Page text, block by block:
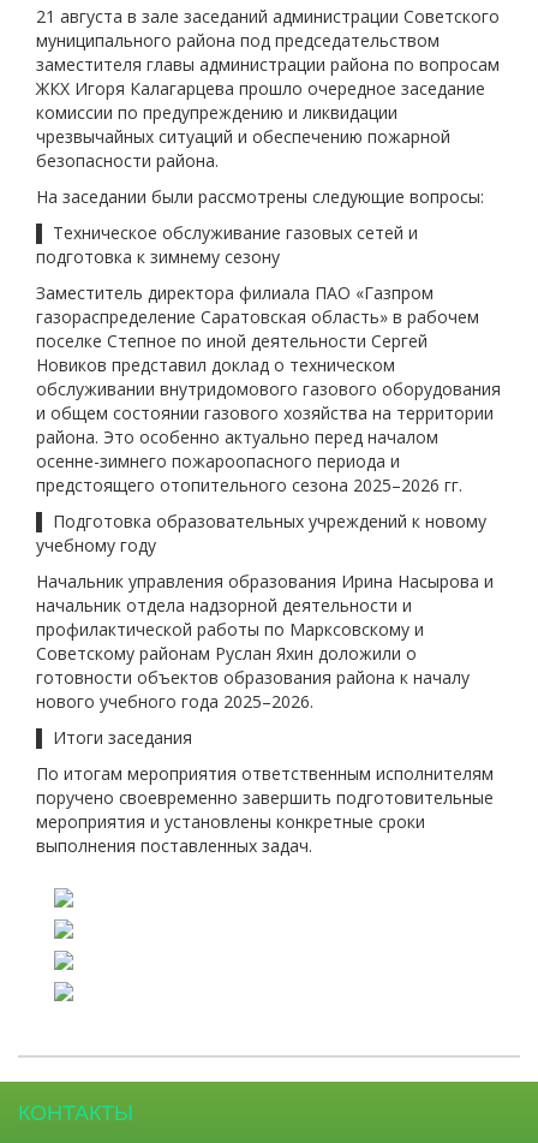
21 августа в зале заседаний администрации Советского
муниципального района под председательством
заместителя главы администрации района по вопросам
ЖКХ Игоря Калагарцева прошло очередное заседание
комиссии по предупреждению и ликвидации
чрезвычайных ситуаций и обеспечению пожарной
безопасности района.
На заседании были рассмотрены следующие вопросы:
▌ Техническое обслуживание газовых сетей и
подготовка к зимнему сезону
Заместитель директора филиала ПАО «Газпром
газораспределение Саратовская область» в рабочем
поселке Степное по иной деятельности Сергей
Новиков представил доклад о техническом
обслуживании внутридомового газового оборудования
и общем состоянии газового хозяйства на территории
района. Это особенно актуально перед началом
осенне-зимнего пожароопасного периода и
предстоящего отопительного сезона 2025–2026 гг.
▌ Подготовка образовательных учреждений к новому
учебному году
Начальник управления образования Ирина Насырова и
начальник отдела надзорной деятельности и
профилактической работы по Марксовскому и
Советскому районам Руслан Яхин доложили о
готовности объектов образования района к началу
нового учебного года 2025–2026.
▌ Итоги заседания
По итогам мероприятия ответственным исполнителям
поручено своевременно завершить подготовительные
мероприятия и установлены конкретные сроки
выполнения поставленных задач.
КОНТАКТЫ